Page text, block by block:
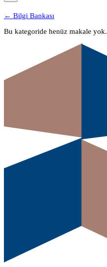
← Bilgi Bankası
Bu kategoride henüz makale yok.